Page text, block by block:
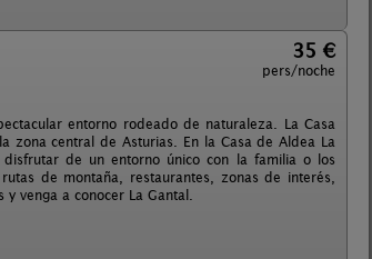
35 €
pers/noche
entorno rodeado de naturaleza. La Casa
zona central de Asturias. En la Casa de Aldea La
de un entorno único con la familia o los
de montaña, restaurantes, zonas de interés,
venga a conocer La Gantal.